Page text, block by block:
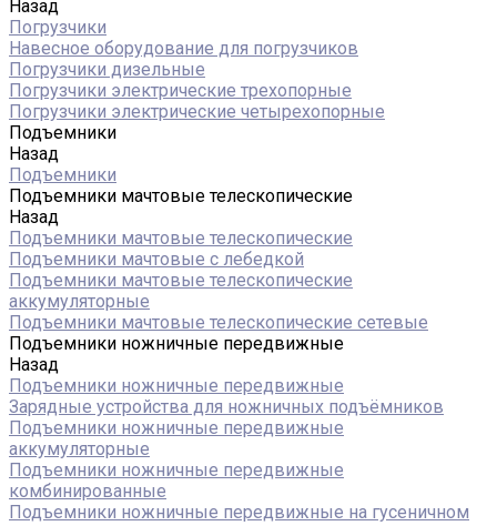
Назад
Погрузчики
Навесное оборудование для погрузчиков
Погрузчики дизельные
Погрузчики электрические трехопорные
Погрузчики электрические четырехопорные
Подъемники
Назад
Подъемники
Подъемники мачтовые телескопические
Назад
Подъемники мачтовые телескопические
Подъемники мачтовые с лебедкой
Подъемники мачтовые телескопические
аккумуляторные
Подъемники мачтовые телескопические сетевые
Подъемники ножничные передвижные
Назад
Подъемники ножничные передвижные
Зарядные устройства для ножничных подъёмников
Подъемники ножничные передвижные
аккумуляторные
Подъемники ножничные передвижные
комбинированные
Подъемники ножничные передвижные на гусеничном